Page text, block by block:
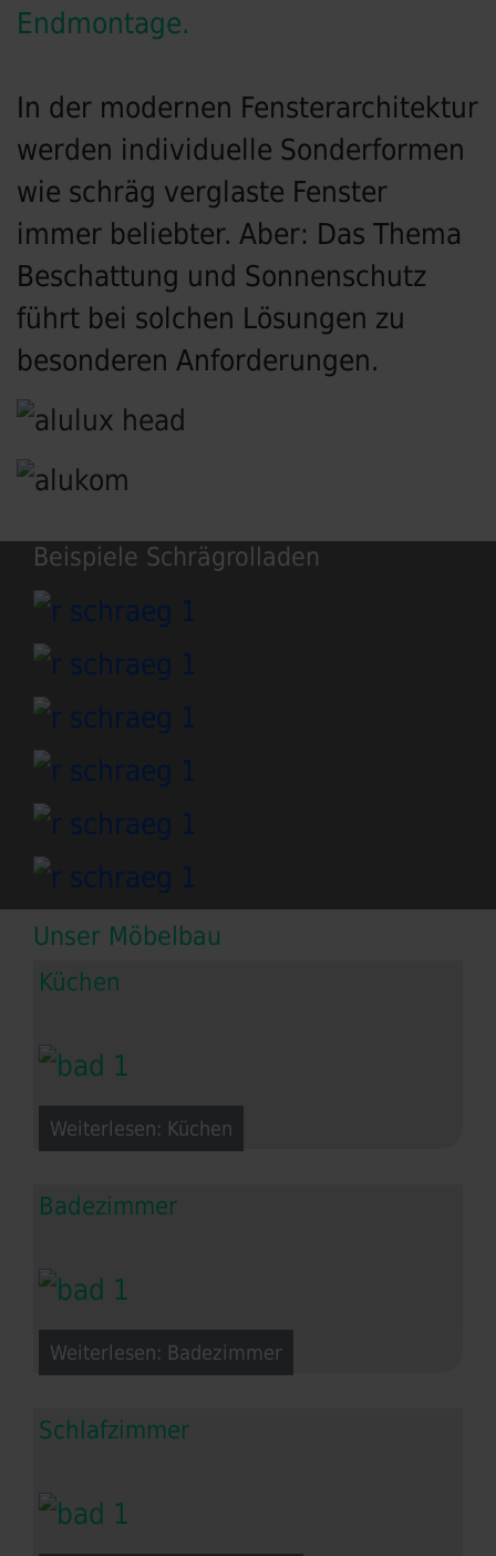
Endmontage.
In der modernen Fensterarchitektur
werden individuelle Sonderformen
wie schräg verglaste Fenster
immer beliebter. Aber: Das Thema
Beschattung und Sonnenschutz
führt bei solchen Lösungen zu
besonderen Anforderungen.
Beispiele Schrägrolladen
Unser Möbelbau
Küchen
Weiterlesen: Küchen
Badezimmer
Weiterlesen: Badezimmer
Schlafzimmer